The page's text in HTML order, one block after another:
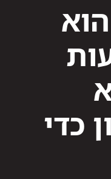
למה UX UI הוא
כדי